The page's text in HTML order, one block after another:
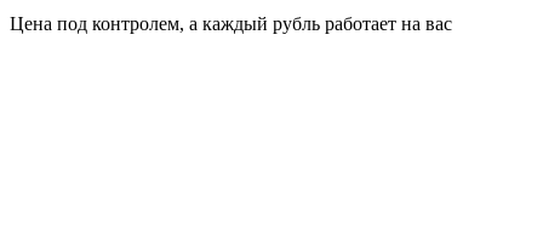
Цена под контролем, а каждый рубль работает на вас